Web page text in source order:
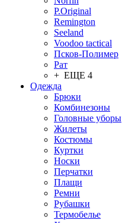
P.Original
Remington
Seeland
Voodoo tactical
Псков-Полимер
Рат
+ ЕЩЕ 4
Одежда
Брюки
Комбинезоны
Головные уборы
Жилеты
Костюмы
Куртки
Носки
Перчатки
Плащи
Ремни
Рубашки
Термобелье